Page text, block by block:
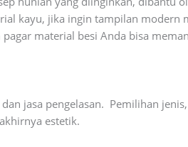
kayu, jika ingin tampilan modern
material besi Anda bisa
jasa pengelasan. Pemilihan
estetik.